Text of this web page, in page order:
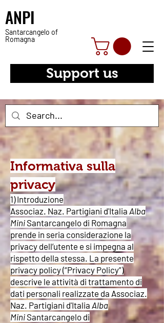
ANPI
Santarcangelo of
Romagna
Support us
Informativa sulla
privacy
1) Introduzione
Associaz. Naz. Partigiani d'Italia Alba
Mini Santarcangelo di Romagna
prende in seria considerazione la
privacy dell’utente e si impegna al
rispetto della stessa. La presente
privacy policy (“Privacy Policy”)
descrive le attività di trattamento di
dati personali realizzate da Associaz.
Naz. Partigiani d'Italia Alba
Mini Santarcangelo di